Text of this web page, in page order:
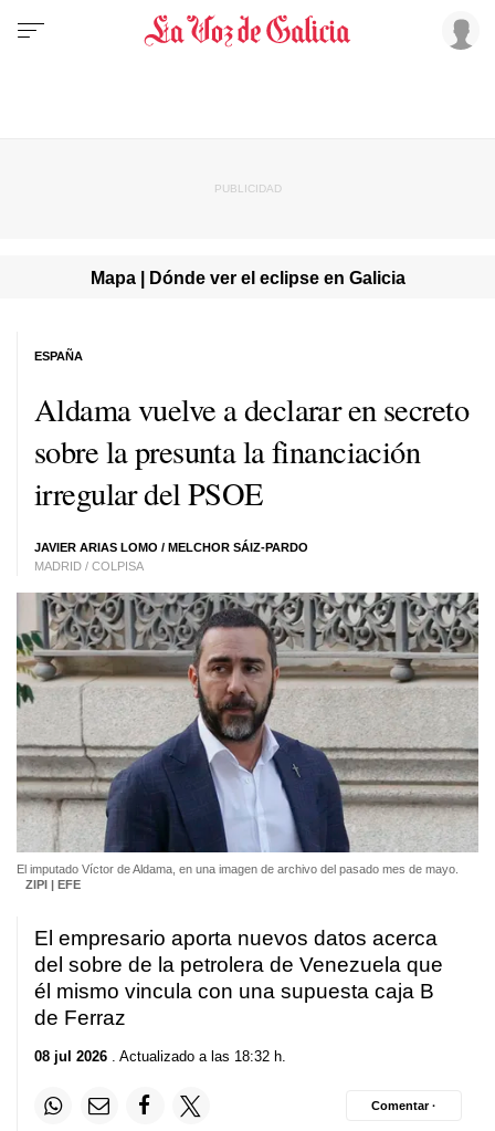
Mapa | Dónde ver el eclipse en Galicia
Aldama vuelve a declarar en secreto
sobre la presunta la financiación
irregular del PSOE
JAVIER ARIAS LOMO / MELCHOR SÁIZ-PARDO
MADRID / COLPISA
ESPAÑA
El imputado Víctor de Aldama, en una imagen de archivo del pasado mes de mayo.
ZIPI | EFE
El empresario aporta nuevos datos acerca
del sobre de la petrolera de Venezuela que
él mismo vincula con una supuesta caja B
de Ferraz
08 jul 2026 . Actualizado a las 18:32 h.
Comentar ·